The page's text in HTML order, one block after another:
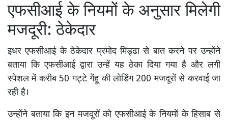
एफसीआई के नियमों के अनुसार मिलेगी
मजदूरी: ठेकेदार
इधर एफसीआई के ठेकेदार प्रमोद मिड्ढा से बात करने पर उन्होंने
बताया कि एफसीआई द्वारा उन्हें यह ठेका दिया गया है और लगी
स्पेशल में करीब 50 गट्टे गेंहू की लोडिंग 200 मजदूरों से करवाई जा
रही है।
उन्होंने बताया कि इन मजदूरों को एफसीआई के नियमों के हिसाब से